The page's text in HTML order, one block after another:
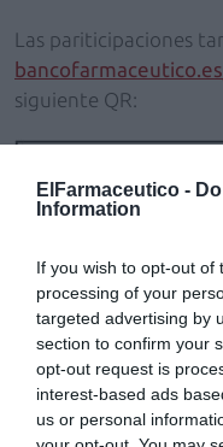
ElFarmaceutico -
Information
If you wish to opt-out of
processing of your
targeted advertising by
section to confirm your
opt-out request is
interest-based ads
us or personal
Las pariticipaciones
siguiente QR: